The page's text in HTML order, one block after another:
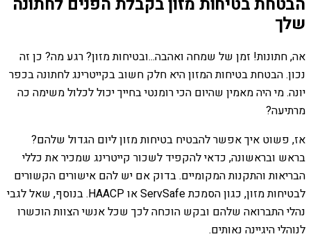
שלך
אה, חתונות! זמן של שמחה ואהבה...ובטיחות מזון? רגע מה? כן זה
נכון. הבטחת בטיחות המזון היא חלק חשוב בקייטרינג לחתונה בכפר
יונה. מי היה מאמין שהיום הכי רומנטי בחייך יכול לכלול משימה כה
מרתיעה?
אז, פשוט איך אפשר להבטיח בטיחות מזון ליום הגדול שלהם?
בראש ובראשונה, כדאי להקפיד לשכור קייטרינג שמכיר את כללי
הבריאות והתקנות המקומיים. בדוק אם יש להם אישורים הקשורים
לבטיחות מזון, כגון הסמכת ServSafe או HAACP. בנוסף, שאל לגבי
נהלי התברואה שלהם ובקש הוכחה לכך שכל אנשי הצוות הוכשרו
לנוהלי היגיינה נאותים.